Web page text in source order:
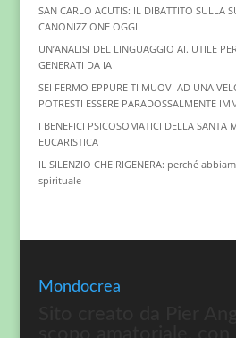
SAN CARLO ACUTIS: IL DIBATTITO SULLA
CANONIZZIONE OGGI
UN’ANALISI DEL LINGUAGGIO AI. UTILE
GENERATI DA IA
SEI FERMO EPPURE TI MUOVI AD UNA
POTRESTI ESSERE PARADOSSALMENTE
I BENEFICI PSICOSOMATICI DELLA SANTA
EUCARISTICA
IL SILENZIO CHE RIGENERA: perché
spirituale
Mondocrea